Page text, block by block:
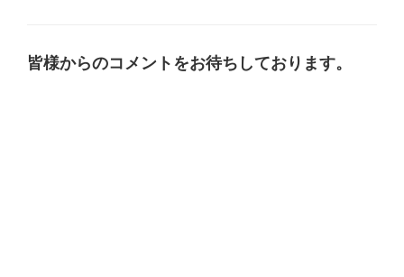
皆様からのコメントをお待ちしております。